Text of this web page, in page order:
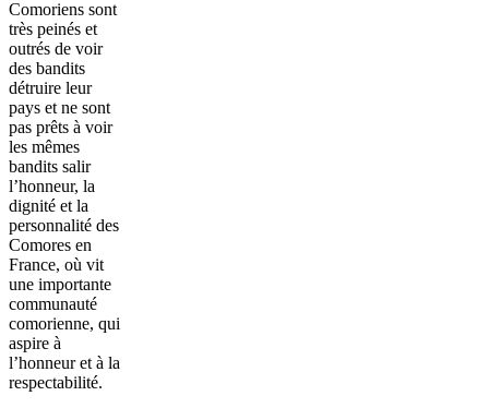
Comoriens sont
très peinés et
outrés de voir
des bandits
détruire leur
pays et ne sont
pas prêts à voir
les mêmes
bandits salir
l’honneur, la
dignité et la
personnalité des
Comores en
France, où vit
une importante
communauté
comorienne, qui
aspire à
l’honneur et à la
respectabilité.